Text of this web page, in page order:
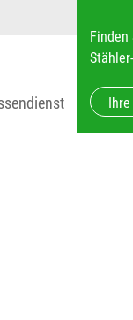
Finden
test 123